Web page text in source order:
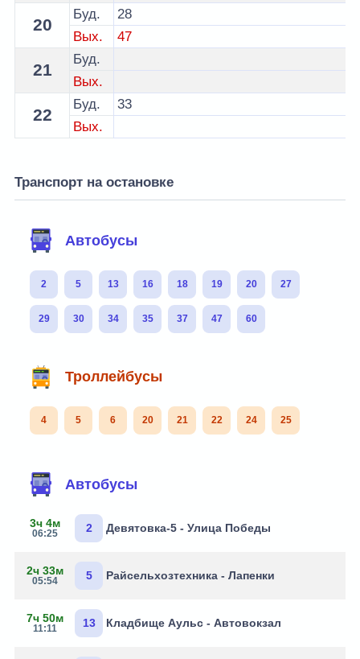
20
Буд.
28
Вых.
47
21
Буд.
Вых.
22
Буд.
33
Вых.
Транспорт на остановке
Автобусы
2 5 13 16 18 19 20 27
29 30 34 35 37 47 60
Троллейбусы
4 5 6 20 21 22 24 25
Автобусы
3ч 4м
06:25 2 Девятовка-5 - Улица Победы
2ч 33м
05:54 5 Райсельхозтехника - Лапенки
7ч 50м
11:11 13 Кладбище Аульс - Автовокзал